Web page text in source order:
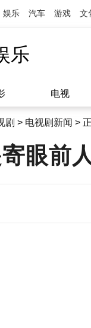
娱乐 汽车 游戏 文
乐
电视
剧 > 电视剧新闻 >
寄眼前